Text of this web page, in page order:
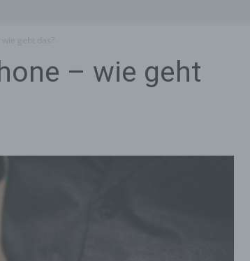
– wie geht